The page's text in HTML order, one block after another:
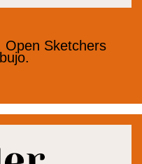
Open Sketchers